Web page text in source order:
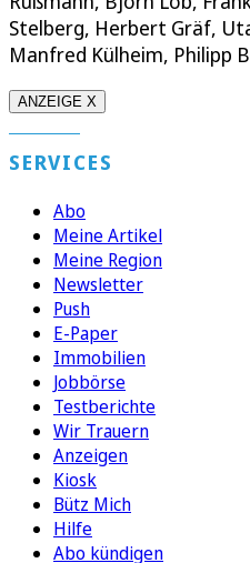
Stelberg, Herbert Gräf,
Manfred Külheim, Philipp
ANZEIGE X
SERVICES
Abo
Meine Artikel
Meine Region
Newsletter
Push
E-Paper
Immobilien
Jobbörse
Testberichte
Wir Trauern
Anzeigen
Kiosk
Bütz Mich
Hilfe
Abo kündigen